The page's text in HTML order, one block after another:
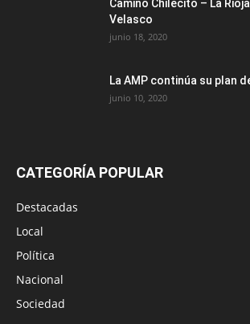
Camino Chilecito – La
Velasco
junio 18, 2020
La AMP continúa su plan
junio 10, 2020
CATEGORÍA POPULAR
Destacadas
Local
Política
Nacional
Sociedad